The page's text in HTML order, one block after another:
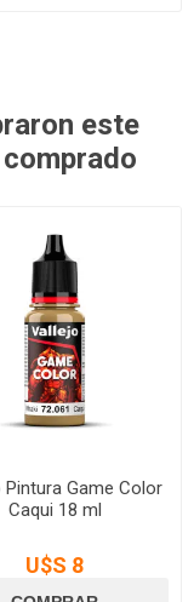
este
Pintura Game Color
Caqui 18 ml
U$S 8